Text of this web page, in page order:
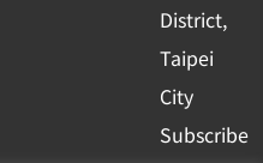
District,
Taipei
City
Subscribe